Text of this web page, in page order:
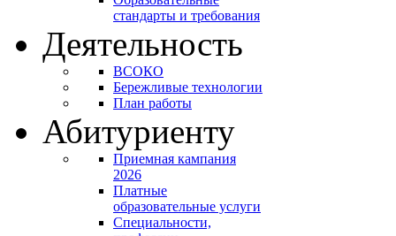
стандарты и требования
Деятельность
ВСОКО
Бережливые технологии
План работы
Абитуриенту
Приемная кампания
2026
Платные
образовательные услуги
Специальности,